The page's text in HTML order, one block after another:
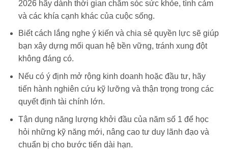
2026 hãy dành thời gian chăm sóc sức khỏe, tình cảm
và các khía cạnh khác của cuộc sống.
Biết cách lắng nghe ý kiến và chia sẻ quyền lực sẽ giúp
bạn xây dựng mối quan hệ bền vững, tránh xung đột
không đáng có.
Nếu có ý định mở rộng kinh doanh hoặc đầu tư, hãy
tiến hành nghiên cứu kỹ lưỡng và thận trọng trong các
quyết định tài chính lớn.
Tận dụng năng lượng khởi đầu của năm số 1 để học
hỏi những kỹ năng mới, nâng cao tư duy lãnh đạo và
chuẩn bị cho bước tiến dài hạn.